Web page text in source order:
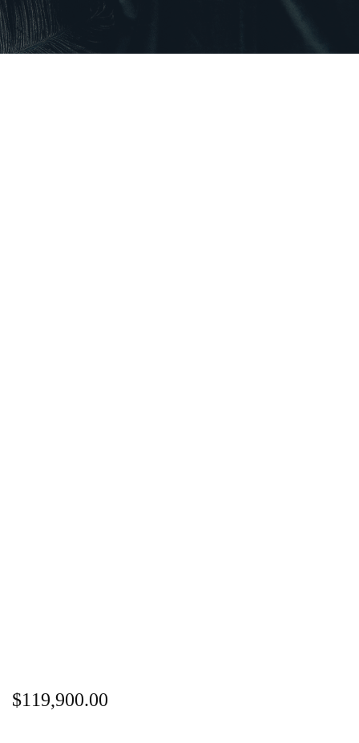
$119,900.00